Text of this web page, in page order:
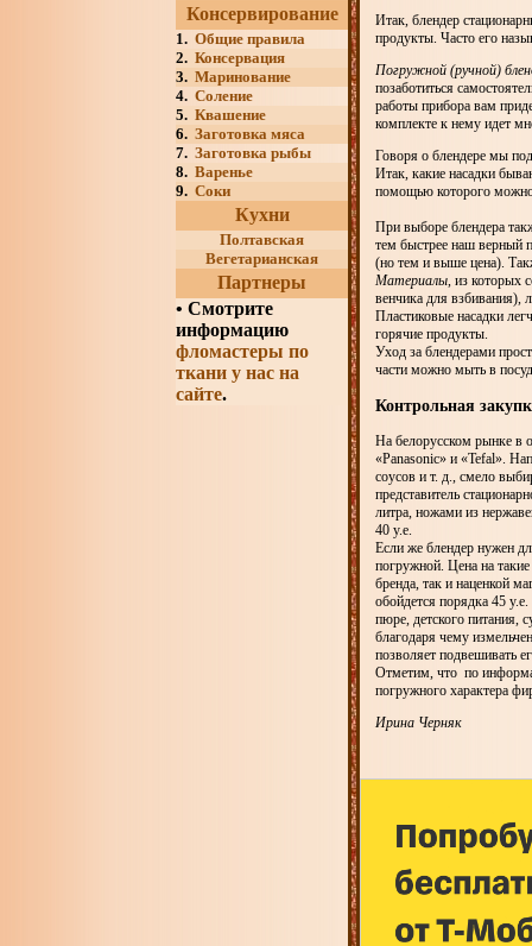
Консервирование
1. Общие правила
2. Консервация
3. Маринование
4. Соление
5. Квашение
6. Заготовка мяса
7. Заготовка рыбы
8. Варенье
9. Соки
Кухни
Полтавская
Вегетарианская
Партнеры
• Смотрите
информацию
фломастеры по
ткани у нас на
сайте.
Итак, блендер
продукты. Часто его
Погружной (ручной)
позаботиться
работы прибора вам
комплекте к нему идет
Говоря о блендере мы
Итак, какие насадки
помощью которого
При выборе блендера
тем быстрее наш верный
(но тем и выше цена).
Материалы, из которых
венчика для взбивания),
Пластиковые насадки
горячие продукты.
Уход за блендерами
части можно мыть в
Контрольная
На белорусском рынке в
«Panasonic» и «Tefal».
соусов и т. д., смело
представитель
литра, ножами из
40 у.е.
Если же блендер нужен
погружной. Цена на
бренда, так и наценкой
обойдется порядка 45
пюре, детского питания,
благодаря чему
позволяет подвешивать
Отметим, что по
погружного характера
Ирина Черняк